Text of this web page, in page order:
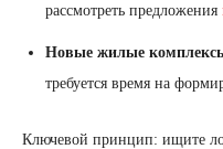
рассмотреть предложения
Новые жилые
требуется время на
Ключевой принцип: ищите